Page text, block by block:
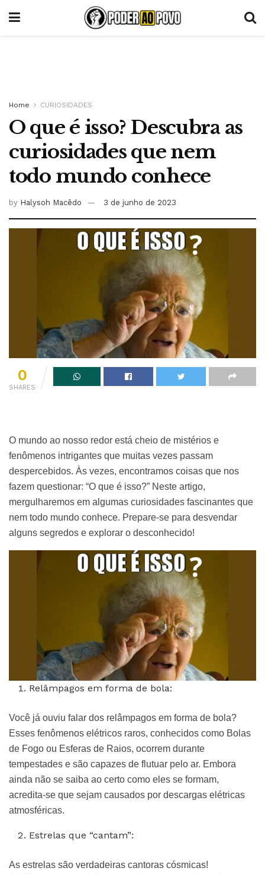
Home CURIOSIDADES
O que é isso? Descubra as
curiosidades que nem
todo mundo conhece
by Halysoh Macêdo 3 de junho de 2023
0
SHARES
O mundo ao nosso redor está cheio de mistérios e
fenômenos intrigantes que muitas vezes passam
despercebidos. Às vezes, encontramos coisas que nos
fazem questionar: “O que é isso?” Neste artigo,
mergulharemos em algumas curiosidades fascinantes que
nem todo mundo conhece. Prepare-se para desvendar
alguns segredos e explorar o desconhecido!
Relâmpagos em forma de bola:
Você já ouviu falar dos relâmpagos em forma de bola?
Esses fenômenos elétricos raros, conhecidos como Bolas
de Fogo ou Esferas de Raios, ocorrem durante
tempestades e são capazes de flutuar pelo ar. Embora
ainda não se saiba ao certo como eles se formam,
acredita-se que sejam causados por descargas elétricas
atmosféricas.
Estrelas que “cantam”:
As estrelas são verdadeiras cantoras cósmicas!